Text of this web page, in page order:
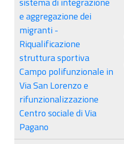
e aggregazione dei
migranti -
Riqualificazione
struttura sportiva
Campo polifunzionale in
Via San Lorenzo e
rifunzionalizzazione
Centro sociale di Via
Pagano